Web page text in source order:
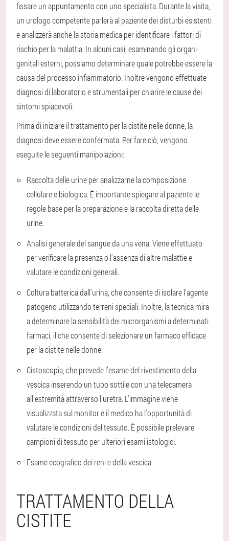
fissare un appuntamento con uno specialista. Durante la visita,
un urologo competente parlerà al paziente dei disturbi esistenti
e analizzerà anche la storia medica per identificare i fattori di
rischio per la malattia. In alcuni casi, esaminando gli organi
genitali esterni, possiamo determinare quale potrebbe essere la
causa del processo infiammatorio. Inoltre vengono effettuate
diagnosi di laboratorio e strumentali per chiarire le cause dei
sintomi spiacevoli.
Prima di iniziare il trattamento per la cistite nelle donne, la
diagnosi deve essere confermata. Per fare ciò, vengono
eseguite le seguenti manipolazioni:
Raccolta delle urine per analizzarne la composizione
cellulare e biologica. È importante spiegare al paziente le
regole base per la preparazione e la raccolta diretta delle
urine.
Analisi generale del sangue da una vena. Viene effettuato
per verificare la presenza o l'assenza di altre malattie e
valutare le condizioni generali.
Coltura batterica dall'urina, che consente di isolare l'agente
patogeno utilizzando terreni speciali. Inoltre, la tecnica mira
a determinare la sensibilità dei microrganismi a determinati
farmaci, il che consente di selezionare un farmaco efficace
per la cistite nelle donne.
Cistoscopia, che prevede l’esame del rivestimento della
vescica inserendo un tubo sottile con una telecamera
all’estremità attraverso l’uretra. L'immagine viene
visualizzata sul monitor e il medico ha l'opportunità di
valutare le condizioni del tessuto. È possibile prelevare
campioni di tessuto per ulteriori esami istologici.
Esame ecografico dei reni e della vescica.
TRATTAMENTO DELLA
CISTITE